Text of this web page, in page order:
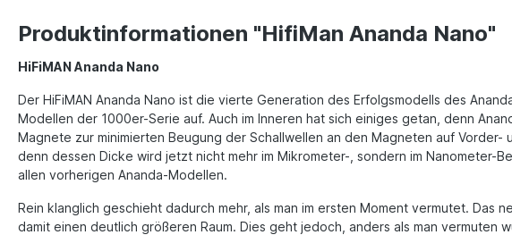
Produktinformationen "HifiMan Ananda Nano"
HiFiMAN Ananda Nano
Der HiFiMAN Ananda Nano ist die vierte Generation des Erfolgsmodells des
Modellen der 1000er-Serie auf. Auch im Inneren hat sich einiges getan, denn
Magnete zur minimierten Beugung der Schallwellen an den Magneten auf
denn dessen Dicke wird jetzt nicht mehr im Mikrometer-, sondern im Nanometer-
allen vorherigen Ananda-Modellen.
Rein klanglich geschieht dadurch mehr, als man im ersten Moment vermutet.
damit einen deutlich größeren Raum. Dies geht jedoch, anders als man